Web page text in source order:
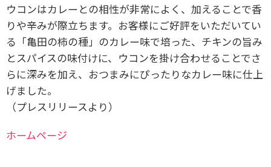
ウコンはカレーとの相性が非常によく、加えることで香
りや辛みが際立ちます。お客様にご好評をいただいてい
る「亀田の柿の種」のカレー味で培った、チキンの旨み
とスパイスの味付けに、ウコンを掛け合わせることでさ
らに深みを加え、おつまみにぴったりなカレー味に仕上
げました。
（プレスリリースより）
ホームページ